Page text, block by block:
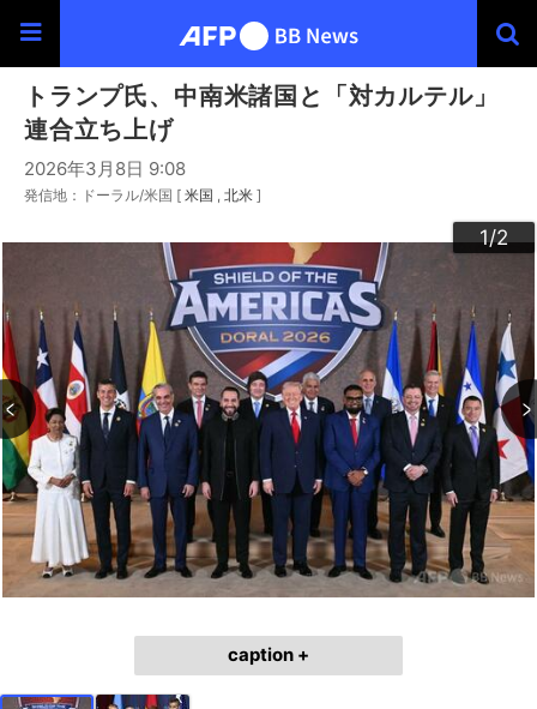
トランプ氏、中南米諸国と「対カルテル」
連合立ち上げ
2026年3月8日 9:08
発信地：ドーラル/米国 [ 米国 北米 ]
1/2
2/2
caption +